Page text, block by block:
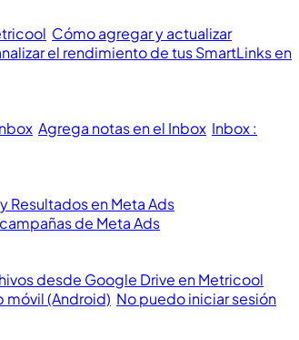
Cómo agregar y actualizar
el rendimiento de tus SmartLinks en
Agrega notas en el Inbox Inbox :
Resultados en Meta Ads
de Meta Ads
desde Google Drive en Metricool
móvil (Android) No puedo iniciar sesión